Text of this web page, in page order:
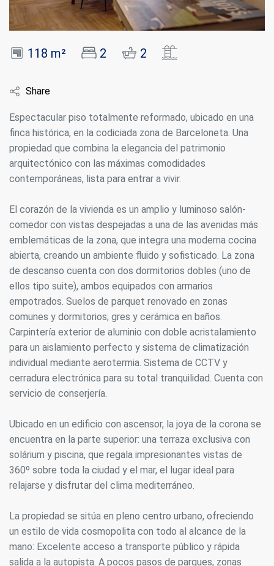
118 m² 2 2
Share
Espectacular piso totalmente reformado, ubicado en una
finca histórica, en la codiciada zona de Barceloneta. Una
propiedad que combina la elegancia del patrimonio
arquitectónico con las máximas comodidades
contemporáneas, lista para entrar a vivir.
El corazón de la vivienda es un amplio y luminoso salón-
comedor con vistas despejadas a una de las avenidas más
emblemáticas de la zona, que integra una moderna cocina
abierta, creando un ambiente fluido y sofisticado. La zona
de descanso cuenta con dos dormitorios dobles (uno de
ellos tipo suite), ambos equipados con armarios
empotrados. Suelos de parquet renovado en zonas
comunes y dormitorios; gres y cerámica en baños.
Carpintería exterior de aluminio con doble acristalamiento
para un aislamiento perfecto y sistema de climatización
individual mediante aerotermia. Sistema de CCTV y
cerradura electrónica para su total tranquilidad. Cuenta con
servicio de conserjería.
Ubicado en un edificio con ascensor, la joya de la corona se
encuentra en la parte superior: una terraza exclusiva con
solárium y piscina, que regala impresionantes vistas de
360º sobre toda la ciudad y el mar, el lugar ideal para
relajarse y disfrutar del clima mediterráneo.
La propiedad se sitúa en pleno centro urbano, ofreciendo
un estilo de vida cosmopolita con todo al alcance de la
mano: Excelente acceso a transporte público y rápida
salida a la autopista. A pocos pasos de parques, zonas